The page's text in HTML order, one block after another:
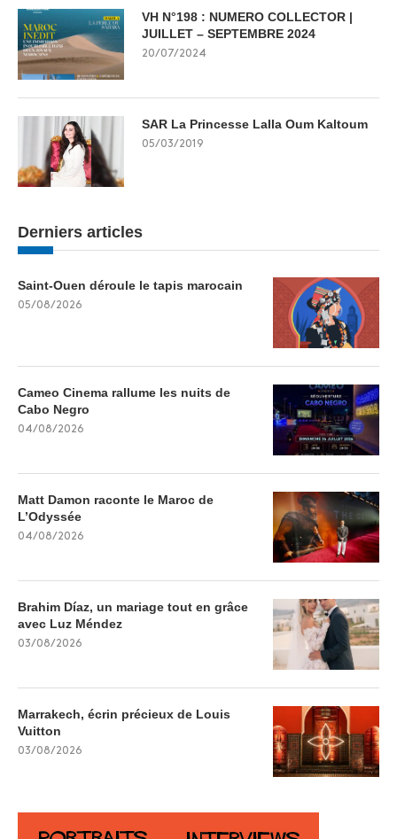
VH N°198 : NUMERO COLLECTOR |
JUILLET – SEPTEMBRE 2024
20/07/2024
SAR La Princesse Lalla Oum Kaltoum
05/03/2019
Derniers articles
Saint-Ouen déroule le tapis marocain
05/08/2026
Cameo Cinema rallume les nuits de
Cabo Negro
04/08/2026
Matt Damon raconte le Maroc de
L’Odyssée
04/08/2026
Brahim Díaz, un mariage tout en grâce
avec Luz Méndez
03/08/2026
Marrakech, écrin précieux de Louis
Vuitton
03/08/2026